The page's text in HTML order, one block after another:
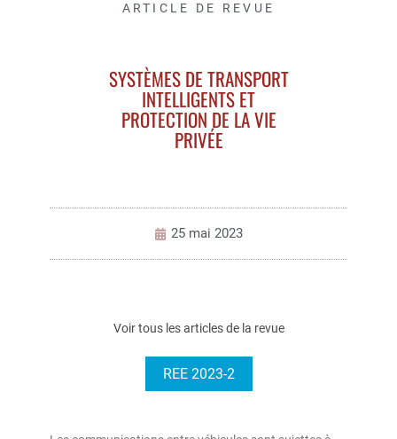
ARTICLE DE REVUE
SYSTÈMES DE TRANSPORT
INTELLIGENTS ET
PROTECTION DE LA VIE
PRIVÉE
25 mai 2023
Voir tous les articles de la revue
REE 2023-2